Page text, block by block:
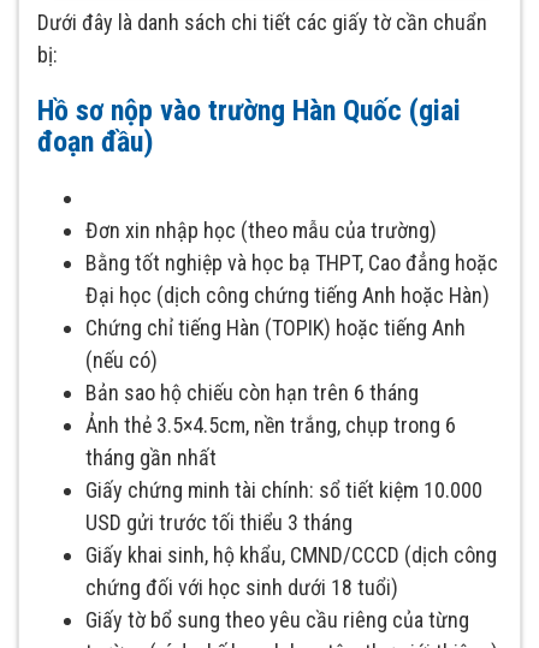
Dưới đây là danh sách chi tiết các giấy tờ cần chuẩn
bị:
Hồ sơ nộp vào trường Hàn Quốc (giai
đoạn đầu)
Đơn xin nhập học (theo mẫu của trường)
Bằng tốt nghiệp và học bạ THPT, Cao đẳng hoặc
Đại học (dịch công chứng tiếng Anh hoặc Hàn)
Chứng chỉ tiếng Hàn (TOPIK) hoặc tiếng Anh
(nếu có)
Bản sao hộ chiếu còn hạn trên 6 tháng
Ảnh thẻ 3.5×4.5cm, nền trắng, chụp trong 6
tháng gần nhất
Giấy chứng minh tài chính: sổ tiết kiệm 10.000
USD gửi trước tối thiểu 3 tháng
Giấy khai sinh, hộ khẩu, CMND/CCCD (dịch công
chứng đối với học sinh dưới 18 tuổi)
Giấy tờ bổ sung theo yêu cầu riêng của từng